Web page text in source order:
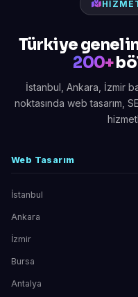
Türkiye
200+
İstanbul, Ankara, İzmir
noktasında web tasarım,
Web Tasarım
İstanbul
Ankara
İzmir
Bursa
Antalya